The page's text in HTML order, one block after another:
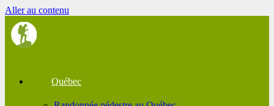
Aller au contenu
Québec